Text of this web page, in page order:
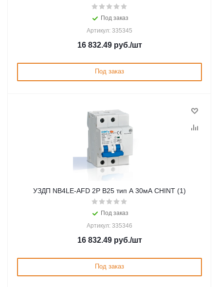
Под заказ
Артикул: 335345
16 832.49руб./шт
Под заказ
УЗДП NB4LE-AFD 2P B25 тип A 30мА CHINT (1)
Под заказ
Артикул: 335346
16 832.49руб./шт
Под заказ